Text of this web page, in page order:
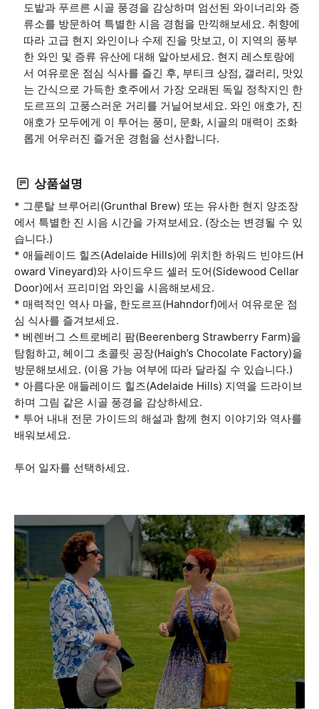
도밭과 푸르른 시골 풍경을 감상하며 엄선된 와이너리와 증
류소를 방문하여 특별한 시음 경험을 만끽해보세요. 취향에
따라 고급 현지 와인이나 수제 진을 맛보고, 이 지역의 풍부
한 와인 및 증류 유산에 대해 알아보세요. 현지 레스토랑에
서 여유로운 점심 식사를 즐긴 후, 부티크 상점, 갤러리, 맛있
는 간식으로 가득한 호주에서 가장 오래된 독일 정착지인 한
도르프의 고풍스러운 거리를 거닐어보세요. 와인 애호가, 진
애호가 모두에게 이 투어는 풍미, 문화, 시골의 매력이 조화
롭게 어우러진 즐거운 경험을 선사합니다.
상품설명
* 그룬탈 브루어리(Grunthal Brew) 또는 유사한 현지 양조장
에서 특별한 진 시음 시간을 가져보세요. (장소는 변경될 수 있
습니다.)
* 애들레이드 힐즈(Adelaide Hills)에 위치한 하워드 빈야드(H
oward Vineyard)와 사이드우드 셀러 도어(Sidewood Cellar
Door)에서 프리미엄 와인을 시음해보세요.
* 매력적인 역사 마을, 한도르프(Hahndorf)에서 여유로운 점
심 식사를 즐겨보세요.
* 베렌버그 스트로베리 팜(Beerenberg Strawberry Farm)을
탐험하고, 헤이그 초콜릿 공장(Haigh’s Chocolate Factory)을
방문해보세요. (이용 가능 여부에 따라 달라질 수 있습니다.)
* 아름다운 애들레이드 힐즈(Adelaide Hills) 지역을 드라이브
하며 그림 같은 시골 풍경을 감상하세요.
* 투어 내내 전문 가이드의 해설과 함께 현지 이야기와 역사를
배워보세요.
투어 일자를 선택하세요.